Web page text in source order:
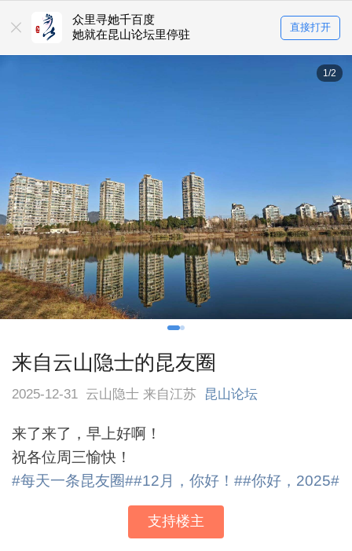
众里寻她千百度
她就在昆山论坛里停驻
直接打开
1/2
来自云山隐士的昆友圈
2025-12-31 云山隐士 来自江苏 昆山论坛
来了来了，早上好啊！
祝各位周三愉快！
#每天一条昆友圈##12月，你好！##你好，2025#
支持楼主